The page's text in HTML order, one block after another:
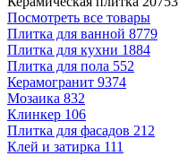
Посмотреть все товары
Плитка для ванной 8779
Плитка для кухни 1884
Плитка для пола 552
Керамогранит 9374
Мозаика 832
Клинкер 106
Плитка для фасадов 212
Клей и затирка 111